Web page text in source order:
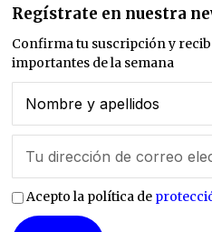
Regístrate en nuestra
Confirma tu suscripción y
importantes de la semana
Acepto la política de